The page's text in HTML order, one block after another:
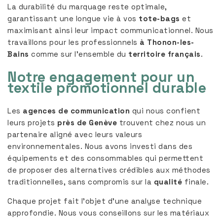
La durabilité du marquage reste optimale,
garantissant une longue vie à vos tote-bags et
maximisant ainsi leur impact communicationnel. Nous
travaillons pour les professionnels à Thonon-les-
Bains comme sur l’ensemble du territoire français.
Notre engagement pour un
textile promotionnel durable
Les agences de communication qui nous confient
leurs projets près de Genève trouvent chez nous un
partenaire aligné avec leurs valeurs
environnementales. Nous avons investi dans des
équipements et des consommables qui permettent
de proposer des alternatives crédibles aux méthodes
traditionnelles, sans compromis sur la qualité finale.
Chaque projet fait l’objet d’une analyse technique
approfondie. Nous vous conseillons sur les matériaux